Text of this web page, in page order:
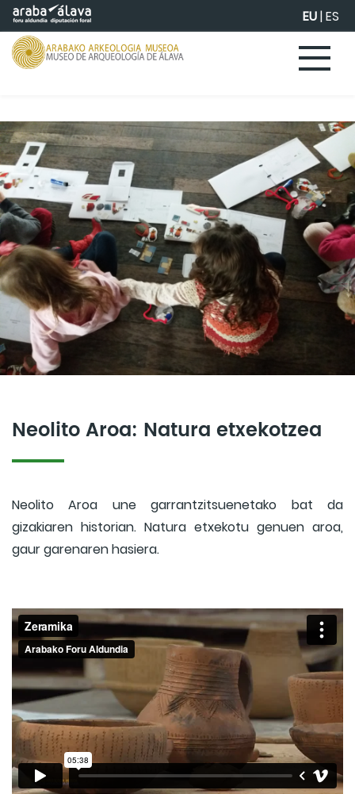
Eduki nagusira joan EU|ES
Neolito Aroa: Natura etxekotzea
Neolito Aroa une garrantzitsuenetako bat da
gizakiaren historian. Natura etxekotu genuen aroa,
gaur garenaren hasiera.